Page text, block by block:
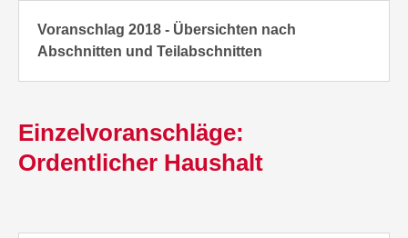
Voranschlag 2018 - Übersichten nach
Abschnitten und Teilabschnitten
Einzelvoranschläge:
Ordentlicher Haushalt